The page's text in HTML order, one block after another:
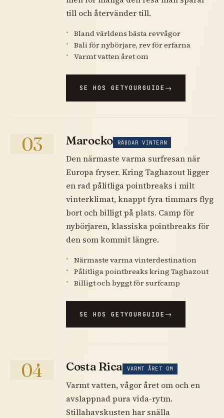
till och återvänder till.
Bland världens bästa revvågor
Bali för nybörjare, rev för erfarna
Varmt vatten året om
SE HOS GETYOURGUIDE
03 Marocko RÄDDAR VINTERN
Den närmaste varma surfresan när
Europa fryser. Kring Taghazout ligger
en rad pålitliga pointbreaks i milt
vinterklimat, knappt fyra timmars flyg
bort och billigt på plats. Camp för
nybörjaren, klassiska pointbreaks för
den som kommit längre.
Närmaste varma vinterdestination
Pålitliga pointbreaks kring Taghazout
Billigt och byggt för surfcamp
SE HOS GETYOURGUIDE
04 Costa Rica VARMT ÅRET OM
Varmt vatten, vågor året om och en
avslappnad pura vida-rytm.
Stillahavskusten har snälla